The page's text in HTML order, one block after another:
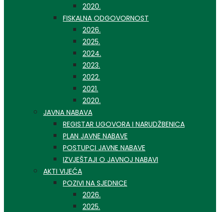
2020.
FISKALNA ODGOVORNOST
2026.
2025.
2024.
2023.
2022.
2021.
2020.
JAVNA NABAVA
REGISTAR UGOVORA I NARUDŽBENICA
PLAN JAVNE NABAVE
POSTUPCI JAVNE NABAVE
IZVJEŠTAJI O JAVNOJ NABAVI
AKTI VIJEĆA
POZIVI NA SJEDNICE
2026.
2025.